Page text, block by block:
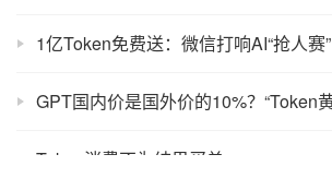
1亿Token免费送：微信打响AI“抢人赛”
Token消费不为结果买单